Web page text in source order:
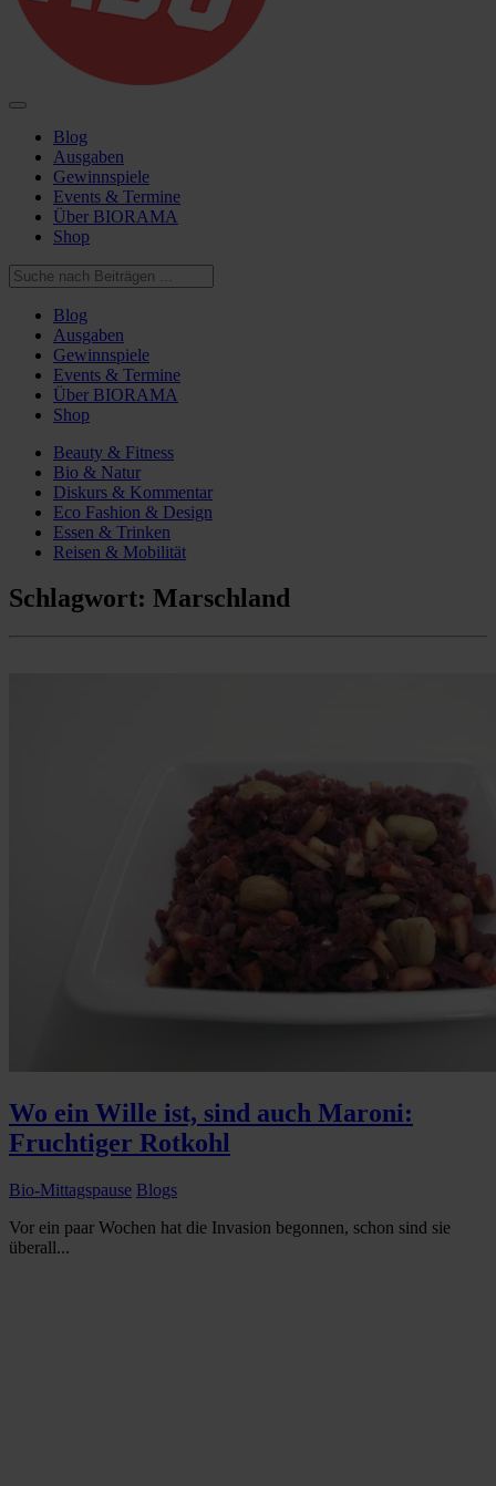
Blog
Ausgaben
Gewinnspiele
Events & Termine
Über BIORAMA
Shop
Blog
Ausgaben
Gewinnspiele
Events & Termine
Über BIORAMA
Shop
Beauty & Fitness
Bio & Natur
Diskurs & Kommentar
Eco Fashion & Design
Essen & Trinken
Reisen & Mobilität
Schlagwort: Marschland
Wo ein Wille ist, sind auch Maroni:
Fruchtiger Rotkohl
Bio-Mittagspause Blogs
Vor ein paar Wochen hat die Invasion begonnen, schon sind sie
überall...